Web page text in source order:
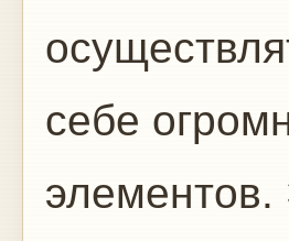
себе
элементов.